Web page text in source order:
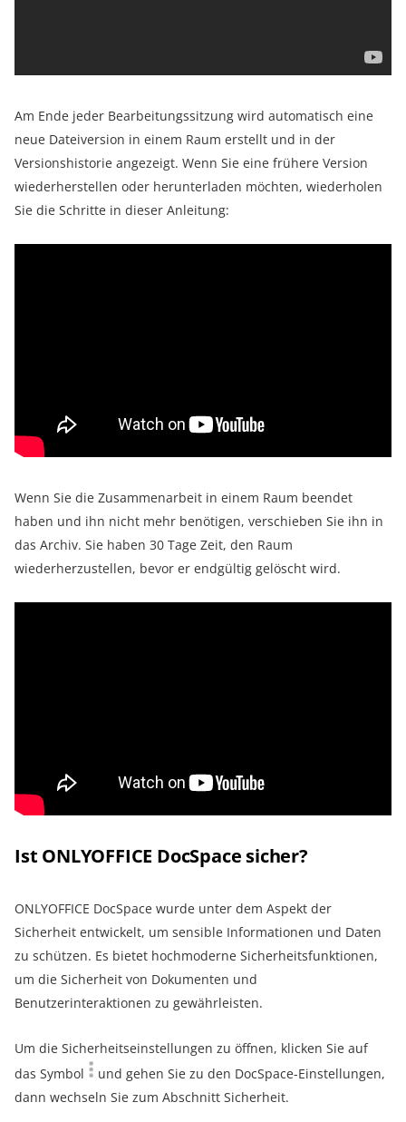
Am Ende jeder Bearbeitungssitzung wird automatisch eine
neue Dateiversion in einem Raum erstellt und in der
Versionshistorie angezeigt. Wenn Sie eine frühere Version
wiederherstellen oder herunterladen möchten, wiederholen
Sie die Schritte in dieser Anleitung:
Wenn Sie die Zusammenarbeit in einem Raum beendet
haben und ihn nicht mehr benötigen, verschieben Sie ihn in
das Archiv. Sie haben 30 Tage Zeit, den Raum
wiederherzustellen, bevor er endgültig gelöscht wird.
Ist ONLYOFFICE DocSpace sicher?
ONLYOFFICE DocSpace wurde unter dem Aspekt der
Sicherheit entwickelt, um sensible Informationen und Daten
zu schützen. Es bietet hochmoderne Sicherheitsfunktionen,
um die Sicherheit von Dokumenten und
Benutzerinteraktionen zu gewährleisten.
Um die Sicherheitseinstellungen zu öffnen, klicken Sie auf
das Symbol
und gehen Sie zu den DocSpace-Einstellungen,
dann wechseln Sie zum Abschnitt Sicherheit.